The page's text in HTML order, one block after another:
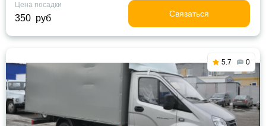
Цена посадки
350 руб Связаться
5.7 0